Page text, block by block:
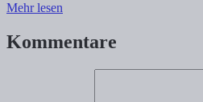
Mehr lesen
Kommentare